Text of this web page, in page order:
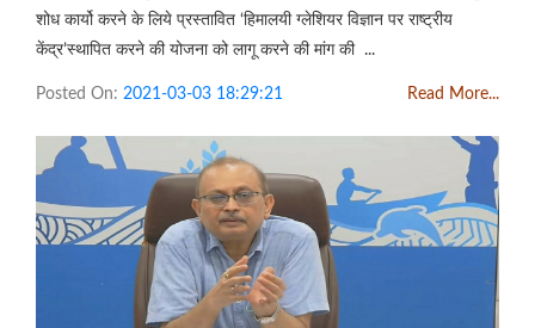
शोध कार्यो करने के लिये प्रस्तावित ‘हिमालयी ग्लेशियर विज्ञान पर राष्ट्रीय
केंद्र’स्थापित करने की योजना को लागू करने की मांग की ...
Posted On: 2021-03-03 18:29:21 Read More...